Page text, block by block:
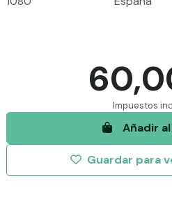
Impuestos
Añadir